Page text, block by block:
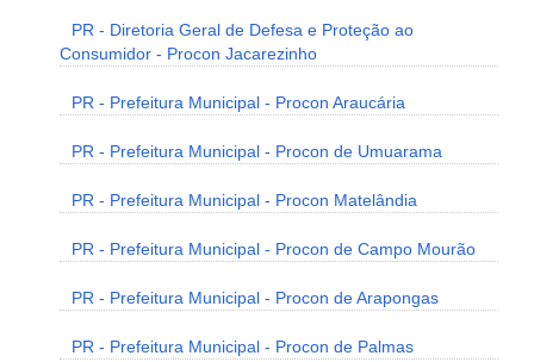
PR - Diretoria Geral de Defesa e Proteção ao
Consumidor - Procon Jacarezinho
PR - Prefeitura Municipal - Procon Araucária
PR - Prefeitura Municipal - Procon de Umuarama
PR - Prefeitura Municipal - Procon Matelândia
PR - Prefeitura Municipal - Procon de Campo Mourão
PR - Prefeitura Municipal - Procon de Arapongas
PR - Prefeitura Municipal - Procon de Palmas